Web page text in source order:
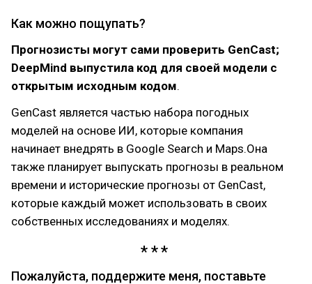
Как можно пощупать?
Прогнозисты могут сами проверить GenCast;
DeepMind выпустила код для своей модели с
открытым исходным кодом.
GenCast является частью набора погодных
моделей на основе ИИ, которые компания
начинает внедрять в Google Search и Maps.Она
также планирует выпускать прогнозы в реальном
времени и исторические прогнозы от GenCast,
которые каждый может использовать в своих
собственных исследованиях и моделях.
Пожалуйста, поддержите меня, поставьте